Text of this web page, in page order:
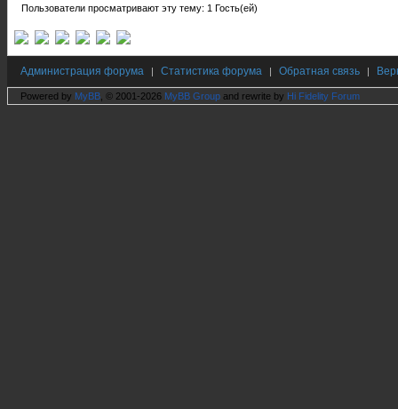
Пользователи просматривают эту тему: 1 Гость(ей)
Администрация форума | Статистика форума | Обратная связь |
Powered by MyBB , © 2001-2026 MyBB Group and rewrite by Hi Fidelity Forum